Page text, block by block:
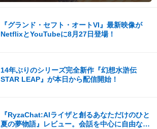
『グランド・セフト・オートVI』最新映像が
NetflixとYouTubeに8月27日登場！
14年ぶりのシリーズ完全新作『幻想水滸伝
STAR LEAP』が本日から配信開始！
『RyzaChat:AIライザと創るあなただけのひと
夏の夢物語』レビュー。会話を中心に自由な冒